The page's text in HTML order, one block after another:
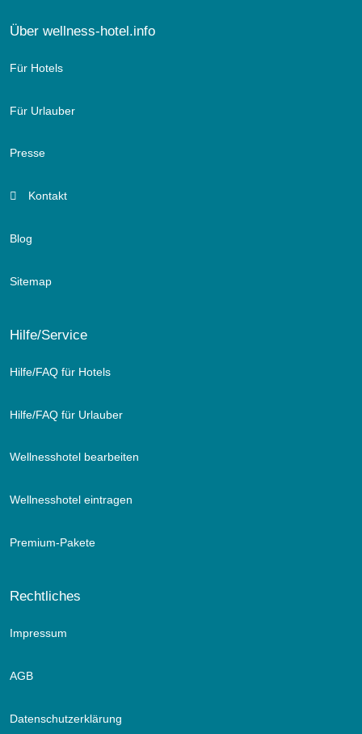
Über wellness-hotel.info
Für Hotels
Für Urlauber
Presse
Kontakt
Blog
Sitemap
Hilfe/Service
Hilfe/FAQ für Hotels
Hilfe/FAQ für Urlauber
Wellnesshotel bearbeiten
Wellnesshotel eintragen
Premium-Pakete
Rechtliches
Impressum
AGB
Datenschutzerklärung